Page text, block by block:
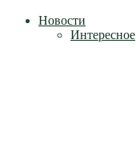
Новости
Интересное